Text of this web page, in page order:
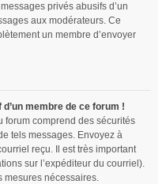
privés abusifs d’un
aux modérateurs. Ce
un membre d’envoyer
membre de ce forum !
forum comprend des sécurités
tels messages. Envoyez à
reçu. Il est très important
sur l’expéditeur du courriel).
mesures nécessaires.